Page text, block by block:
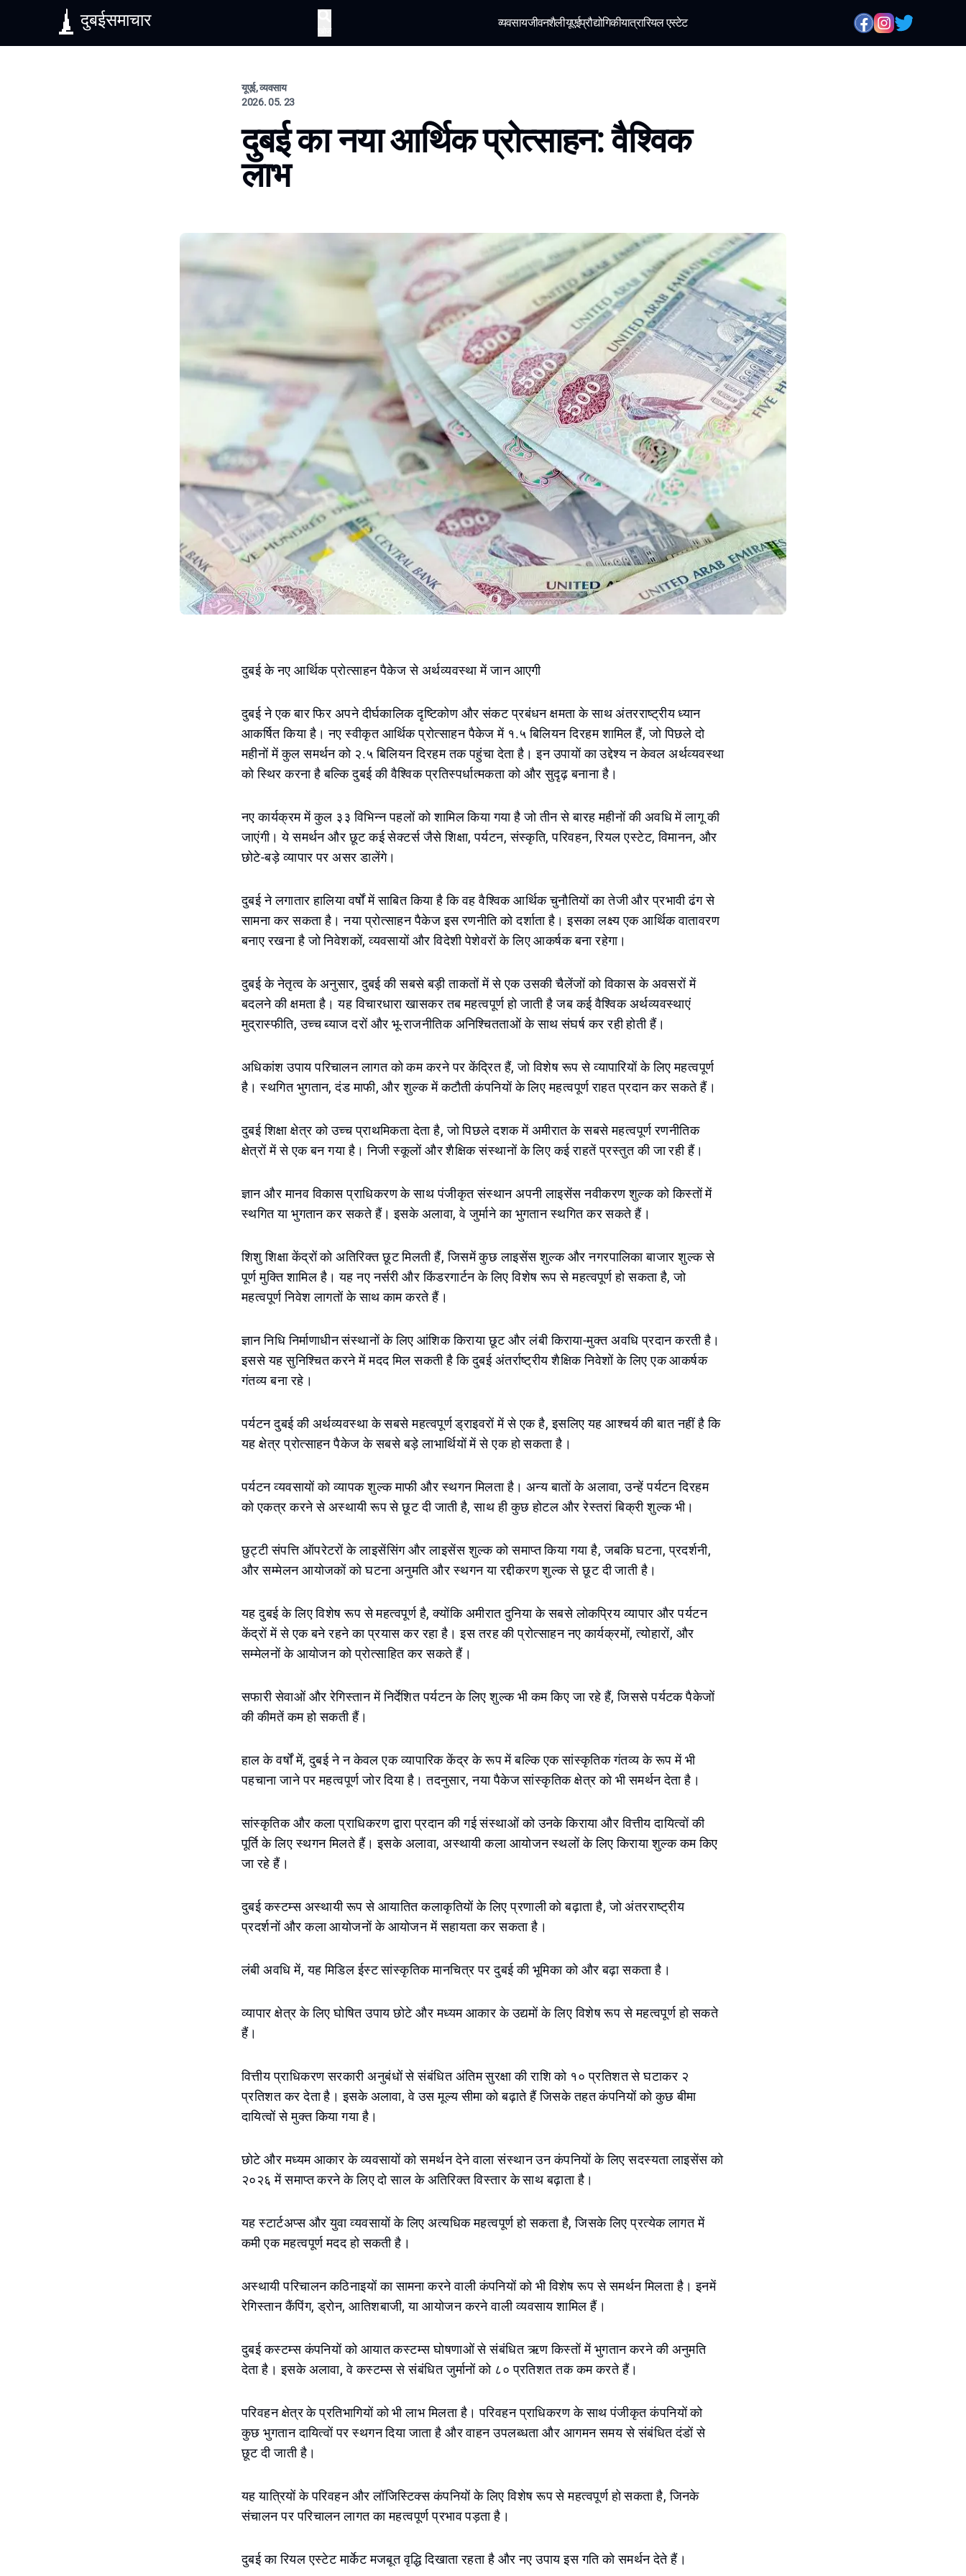
दुबईसमाचार व्यवसायजीवनशैलीयूएईप्रौद्योगिकीयात्रारियल एस्टेट
यूएई, व्यवसाय
2026. 05. 23
दुबई का नया आर्थिक प्रोत्साहन: वैश्विक
लाभ
दुबई के नए आर्थिक प्रोत्साहन पैकेज से अर्थव्यवस्था में जान आएगी
दुबई ने एक बार फिर अपने दीर्घकालिक दृष्टिकोण और संकट प्रबंधन क्षमता के साथ अंतरराष्ट्रीय ध्यान
आकर्षित किया है। नए स्वीकृत आर्थिक प्रोत्साहन पैकेज में १.५ बिलियन दिरहम शामिल हैं, जो पिछले दो
महीनों में कुल समर्थन को २.५ बिलियन दिरहम तक पहुंचा देता है। इन उपायों का उद्देश्य न केवल अर्थव्यवस्था
को स्थिर करना है बल्कि दुबई की वैश्विक प्रतिस्पर्धात्मकता को और सुदृढ़ बनाना है।
नए कार्यक्रम में कुल ३३ विभिन्न पहलों को शामिल किया गया है जो तीन से बारह महीनों की अवधि में लागू की
जाएंगी। ये समर्थन और छूट कई सेक्टर्स जैसे शिक्षा, पर्यटन, संस्कृति, परिवहन, रियल एस्टेट, विमानन, और
छोटे-बड़े व्यापार पर असर डालेंगे।
दुबई ने लगातार हालिया वर्षों में साबित किया है कि वह वैश्विक आर्थिक चुनौतियों का तेजी और प्रभावी ढंग से
सामना कर सकता है। नया प्रोत्साहन पैकेज इस रणनीति को दर्शाता है। इसका लक्ष्य एक आर्थिक वातावरण
बनाए रखना है जो निवेशकों, व्यवसायों और विदेशी पेशेवरों के लिए आकर्षक बना रहेगा।
दुबई के नेतृत्व के अनुसार, दुबई की सबसे बड़ी ताकतों में से एक उसकी चैलेंजों को विकास के अवसरों में
बदलने की क्षमता है। यह विचारधारा खासकर तब महत्वपूर्ण हो जाती है जब कई वैश्विक अर्थव्यवस्थाएं
मुद्रास्फीति, उच्च ब्याज दरों और भू-राजनीतिक अनिश्चितताओं के साथ संघर्ष कर रही होती हैं।
अधिकांश उपाय परिचालन लागत को कम करने पर केंद्रित हैं, जो विशेष रूप से व्यापारियों के लिए महत्वपूर्ण
है। स्थगित भुगतान, दंड माफी, और शुल्क में कटौती कंपनियों के लिए महत्वपूर्ण राहत प्रदान कर सकते हैं।
दुबई शिक्षा क्षेत्र को उच्च प्राथमिकता देता है, जो पिछले दशक में अमीरात के सबसे महत्वपूर्ण रणनीतिक
क्षेत्रों में से एक बन गया है। निजी स्कूलों और शैक्षिक संस्थानों के लिए कई राहतें प्रस्तुत की जा रही हैं।
ज्ञान और मानव विकास प्राधिकरण के साथ पंजीकृत संस्थान अपनी लाइसेंस नवीकरण शुल्क को किस्तों में
स्थगित या भुगतान कर सकते हैं। इसके अलावा, वे जुर्माने का भुगतान स्थगित कर सकते हैं।
शिशु शिक्षा केंद्रों को अतिरिक्त छूट मिलती हैं, जिसमें कुछ लाइसेंस शुल्क और नगरपालिका बाजार शुल्क से
पूर्ण मुक्ति शामिल है। यह नए नर्सरी और किंडरगार्टन के लिए विशेष रूप से महत्वपूर्ण हो सकता है, जो
महत्वपूर्ण निवेश लागतों के साथ काम करते हैं।
ज्ञान निधि निर्माणाधीन संस्थानों के लिए आंशिक किराया छूट और लंबी किराया-मुक्त अवधि प्रदान करती है।
इससे यह सुनिश्चित करने में मदद मिल सकती है कि दुबई अंतर्राष्ट्रीय शैक्षिक निवेशों के लिए एक आकर्षक
गंतव्य बना रहे।
पर्यटन दुबई की अर्थव्यवस्था के सबसे महत्वपूर्ण ड्राइवरों में से एक है, इसलिए यह आश्चर्य की बात नहीं है कि
यह क्षेत्र प्रोत्साहन पैकेज के सबसे बड़े लाभार्थियों में से एक हो सकता है।
पर्यटन व्यवसायों को व्यापक शुल्क माफी और स्थगन मिलता है। अन्य बातों के अलावा, उन्हें पर्यटन दिरहम
को एकत्र करने से अस्थायी रूप से छूट दी जाती है, साथ ही कुछ होटल और रेस्तरां बिक्री शुल्क भी।
छुट्टी संपत्ति ऑपरेटरों के लाइसेंसिंग और लाइसेंस शुल्क को समाप्त किया गया है, जबकि घटना, प्रदर्शनी,
और सम्मेलन आयोजकों को घटना अनुमति और स्थगन या रद्दीकरण शुल्क से छूट दी जाती है।
यह दुबई के लिए विशेष रूप से महत्वपूर्ण है, क्योंकि अमीरात दुनिया के सबसे लोकप्रिय व्यापार और पर्यटन
केंद्रों में से एक बने रहने का प्रयास कर रहा है। इस तरह की प्रोत्साहन नए कार्यक्रमों, त्योहारों, और
सम्मेलनों के आयोजन को प्रोत्साहित कर सकते हैं।
सफारी सेवाओं और रेगिस्तान में निर्देशित पर्यटन के लिए शुल्क भी कम किए जा रहे हैं, जिससे पर्यटक पैकेजों
की कीमतें कम हो सकती हैं।
हाल के वर्षों में, दुबई ने न केवल एक व्यापारिक केंद्र के रूप में बल्कि एक सांस्कृतिक गंतव्य के रूप में भी
पहचाना जाने पर महत्वपूर्ण जोर दिया है। तदनुसार, नया पैकेज सांस्कृतिक क्षेत्र को भी समर्थन देता है।
सांस्कृतिक और कला प्राधिकरण द्वारा प्रदान की गई संस्थाओं को उनके किराया और वित्तीय दायित्वों की
पूर्ति के लिए स्थगन मिलते हैं। इसके अलावा, अस्थायी कला आयोजन स्थलों के लिए किराया शुल्क कम किए
जा रहे हैं।
दुबई कस्टम्स अस्थायी रूप से आयातित कलाकृतियों के लिए प्रणाली को बढ़ाता है, जो अंतरराष्ट्रीय
प्रदर्शनों और कला आयोजनों के आयोजन में सहायता कर सकता है।
लंबी अवधि में, यह मिडिल ईस्ट सांस्कृतिक मानचित्र पर दुबई की भूमिका को और बढ़ा सकता है।
व्यापार क्षेत्र के लिए घोषित उपाय छोटे और मध्यम आकार के उद्यमों के लिए विशेष रूप से महत्वपूर्ण हो सकते
हैं।
वित्तीय प्राधिकरण सरकारी अनुबंधों से संबंधित अंतिम सुरक्षा की राशि को १० प्रतिशत से घटाकर २
प्रतिशत कर देता है। इसके अलावा, वे उस मूल्य सीमा को बढ़ाते हैं जिसके तहत कंपनियों को कुछ बीमा
दायित्वों से मुक्त किया गया है।
छोटे और मध्यम आकार के व्यवसायों को समर्थन देने वाला संस्थान उन कंपनियों के लिए सदस्यता लाइसेंस को
२०२६ में समाप्त करने के लिए दो साल के अतिरिक्त विस्तार के साथ बढ़ाता है।
यह स्टार्टअप्स और युवा व्यवसायों के लिए अत्यधिक महत्वपूर्ण हो सकता है, जिसके लिए प्रत्येक लागत में
कमी एक महत्वपूर्ण मदद हो सकती है।
अस्थायी परिचालन कठिनाइयों का सामना करने वाली कंपनियों को भी विशेष रूप से समर्थन मिलता है। इनमें
रेगिस्तान कैंपिंग, ड्रोन, आतिशबाजी, या आयोजन करने वाली व्यवसाय शामिल हैं।
दुबई कस्टम्स कंपनियों को आयात कस्टम्स घोषणाओं से संबंधित ऋण किस्तों में भुगतान करने की अनुमति
देता है। इसके अलावा, वे कस्टम्स से संबंधित जुर्मानों को ८० प्रतिशत तक कम करते हैं।
परिवहन क्षेत्र के प्रतिभागियों को भी लाभ मिलता है। परिवहन प्राधिकरण के साथ पंजीकृत कंपनियों को
कुछ भुगतान दायित्वों पर स्थगन दिया जाता है और वाहन उपलब्धता और आगमन समय से संबंधित दंडों से
छूट दी जाती है।
यह यात्रियों के परिवहन और लॉजिस्टिक्स कंपनियों के लिए विशेष रूप से महत्वपूर्ण हो सकता है, जिनके
संचालन पर परिचालन लागत का महत्वपूर्ण प्रभाव पड़ता है।
दुबई का रियल एस्टेट मार्केट मजबूत वृद्धि दिखाता रहता है और नए उपाय इस गति को समर्थन देते हैं।